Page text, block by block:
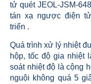
tử quét JEOL-JSM-
tán xạ ngược điện
triển .
Quá trình xử lý nhiệt
hộp, tốc độ gia nhiệt
soát nhiệt độ là cộng
nguội không quá 5